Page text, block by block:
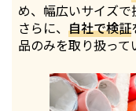
め、幅広いサイズで
さらに、自社で検証
品のみを取り扱って